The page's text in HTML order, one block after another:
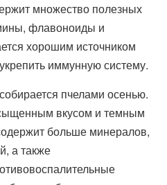
множество полезных
флавоноиды и
хорошим источником
иммунную систему.
пчелами осенью.
вкусом и темным
больше минералов,
а также